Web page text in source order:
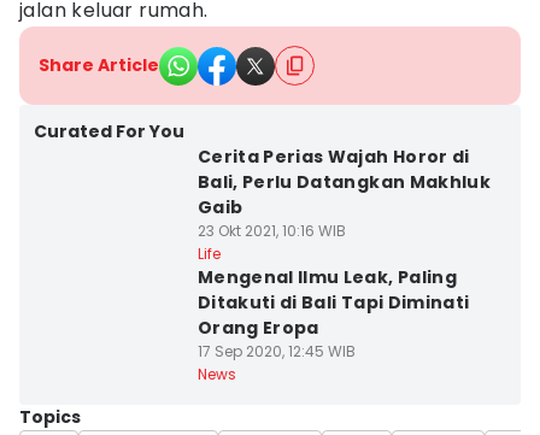
jalan keluar rumah.
Share Article
Curated For You
Cerita Perias Wajah Horor di
Bali, Perlu Datangkan Makhluk
Gaib
23 Okt 2021, 10:16 WIB
Life
Mengenal Ilmu Leak, Paling
Ditakuti di Bali Tapi Diminati
Orang Eropa
17 Sep 2020, 12:45 WIB
News
Topics